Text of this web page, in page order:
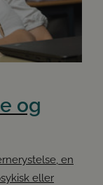
og
en
eller